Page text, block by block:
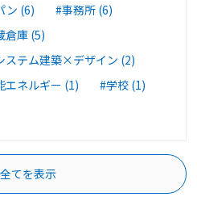
ン (6)
#事務所 (6)
倉庫 (5)
ステム建築×デザイン (2)
エネルギー (1)
#学校 (1)
てを表示